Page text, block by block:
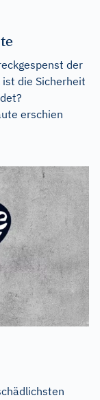
der
die Sicherheit
erschien